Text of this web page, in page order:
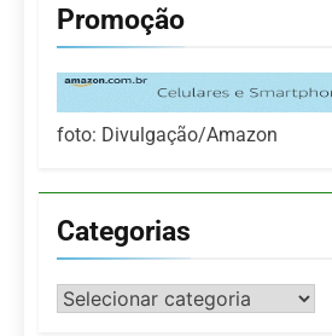
Promoção
foto: Divulgação/Amazon
Categorias
Categorias